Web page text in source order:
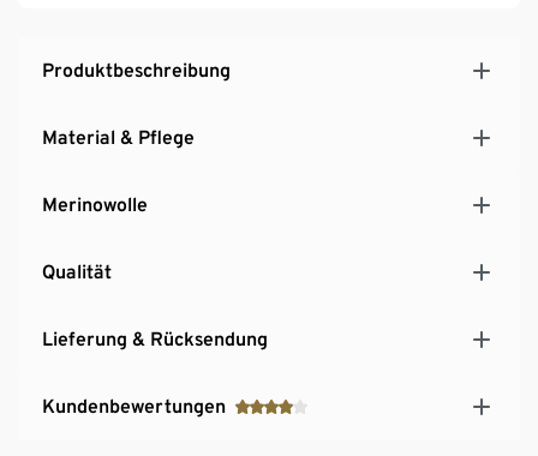
Produktbeschreibung
Material & Pflege
Merinowolle
Qualität
Lieferung & Rücksendung
Kundenbewertungen